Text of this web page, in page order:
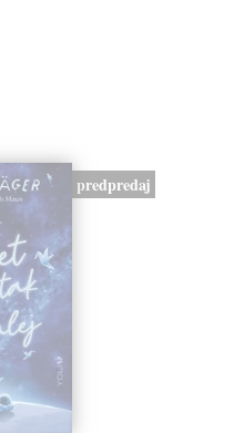
predpredaj